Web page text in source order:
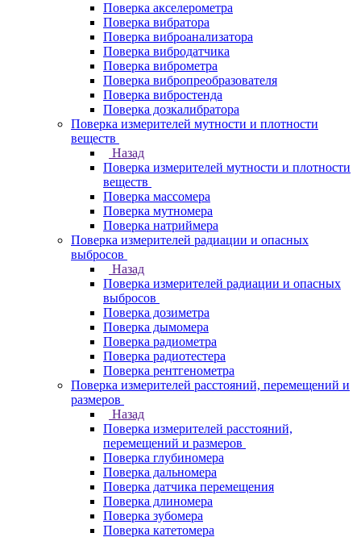
Поверка акселерометра
Поверка вибратора
Поверка виброанализатора
Поверка вибродатчика
Поверка виброметра
Поверка вибропреобразователя
Поверка вибростенда
Поверка дозкалибратора
Поверка измерителей мутности и плотности
веществ
Назад
Поверка измерителей мутности и плотности
веществ
Поверка массомера
Поверка мутномера
Поверка натриймера
Поверка измерителей радиации и опасных
выбросов
Назад
Поверка измерителей радиации и опасных
выбросов
Поверка дозиметра
Поверка дымомера
Поверка радиометра
Поверка радиотестера
Поверка рентгенометра
Поверка измерителей расстояний, перемещений и
размеров
Назад
Поверка измерителей расстояний,
перемещений и размеров
Поверка глубиномера
Поверка дальномера
Поверка датчика перемещения
Поверка длиномера
Поверка зубомера
Поверка катетомера